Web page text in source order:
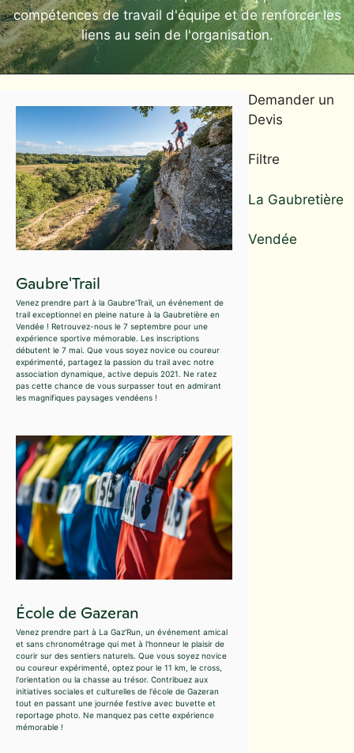
compétences de travail d'équipe et de renforcer les
liens au sein de l'organisation.
Gaubre'Trail
Venez prendre part à la Gaubre'Trail, un événement de
trail exceptionnel en pleine nature à la Gaubretière en
Vendée ! Retrouvez-nous le 7 septembre pour une
expérience sportive mémorable. Les inscriptions
débutent le 7 mai. Que vous soyez novice ou coureur
expérimenté, partagez la passion du trail avec notre
association dynamique, active depuis 2021. Ne ratez
pas cette chance de vous surpasser tout en admirant
les magnifiques paysages vendéens !
École de Gazeran
Venez prendre part à La Gaz'Run, un événement amical
et sans chronométrage qui met à l'honneur le plaisir de
courir sur des sentiers naturels. Que vous soyez novice
ou coureur expérimenté, optez pour le 11 km, le cross,
l'orientation ou la chasse au trésor. Contribuez aux
initiatives sociales et culturelles de l'école de Gazeran
tout en passant une journée festive avec buvette et
reportage photo. Ne manquez pas cette expérience
mémorable !
Demander un
Devis
Filtre
La Gaubretière
Vendée